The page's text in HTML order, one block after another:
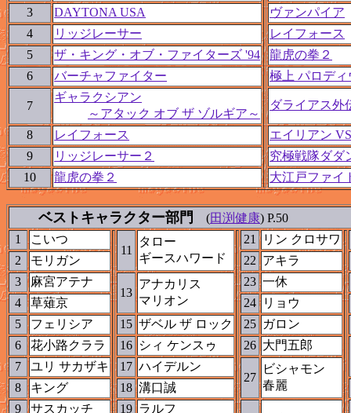
3 DAYTONA USA
ヴァンパイア
4
リッジレーサー
レイフォース
5
ザ・キング・オブ・ファイターズ '94
龍虎の拳２
6
バーチャファイター 極上 パロディ
7
ギャラクシアン
～アタック オブ ザ ゾルギア～
ダライアス外
8 レイフォース
エイリアン
9
リッジレーサー２
究極戦隊ダダ
10
龍虎の拳２ 大江戸ファイ
ベストキャラクター部門 (田渕健康) P.50
1
こいつ
11
タロー
ギースハワード
21
リン クロサワ
2
モリガン 22 アキラ
3
麻宮アテナ
13
アナカリス
マリオン
23 一休
4
草薙京 24
リョウ
5
フェリシア 15 ザベル ザ ロック 25 ガロン
6
花小路クララ 16 シィ ケンスゥ 26 大門五郎
7
ユリ サカザキ 17 ハイデルン
27
ビシャモン
春麗
8 キング 18 溝口誠
9
サスカッチ 19 ラルフ